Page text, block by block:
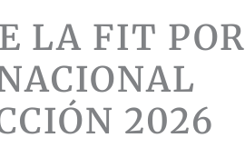
LA FIT POR
2026